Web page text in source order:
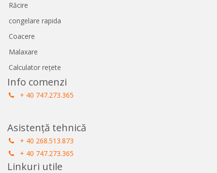
Răcire
congelare rapida
Coacere
Malaxare
Calculator rețete
Info comenzi
+ 40 747.273.365
Asistență tehnică
+ 40 268.513.873
+ 40 747.273.365
Linkuri utile